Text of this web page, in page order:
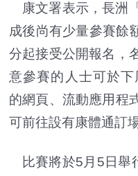
康文署表示，長洲
成後尚有少量參賽餘
分起接受公開報名，
意參賽的人士可於
的網頁、流動應用程
可前往設有康體通訂
比賽將於5月5日舉